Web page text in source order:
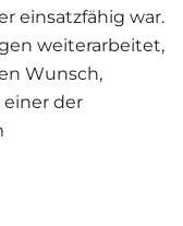
einsatzfähig war.
weiterarbeitet,
Wunsch,
der